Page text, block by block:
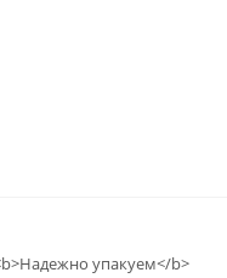
упакуем</b>